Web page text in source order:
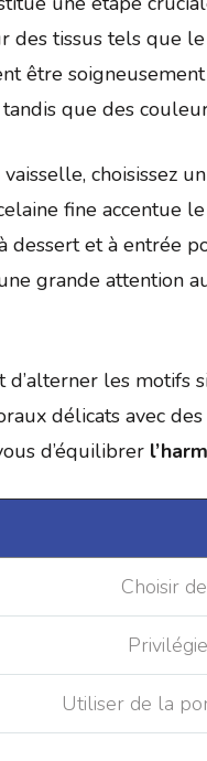
des tissus tels que
être
que des
choisissez
fine accentue
dessert et à entrée
grande attention
d’alterner les motifs
délicats avec
d’équilibrer
Choisir
Utiliser de la